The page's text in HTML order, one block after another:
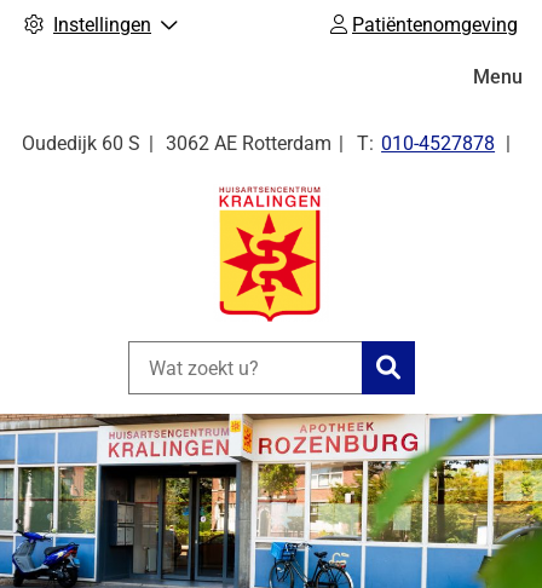
Instellingen Patiëntenomgeving
Oudedijk 60 S 3062 AE Rotterdam Tel:
010-4527878
Zoeken
Menu